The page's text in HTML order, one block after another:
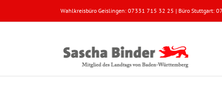
Wahlkreisbüro Geislingen: 07331 715 32 25 | Büro Stuttgart: